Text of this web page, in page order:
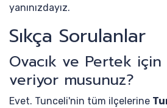
yanınızdayız.
Sıkça Sorulanlar
Ovacık ve Pertek
veriyor musunuz?
Evet. Tunceli'nin tüm ilçelerine